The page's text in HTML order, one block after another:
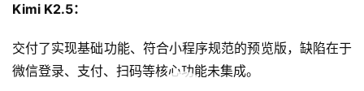
Kimi K2.5：
交付了实现基础功能、符合小程序规范的预览版，缺陷在于
微信登录、支付、扫码等核心功能未集成。